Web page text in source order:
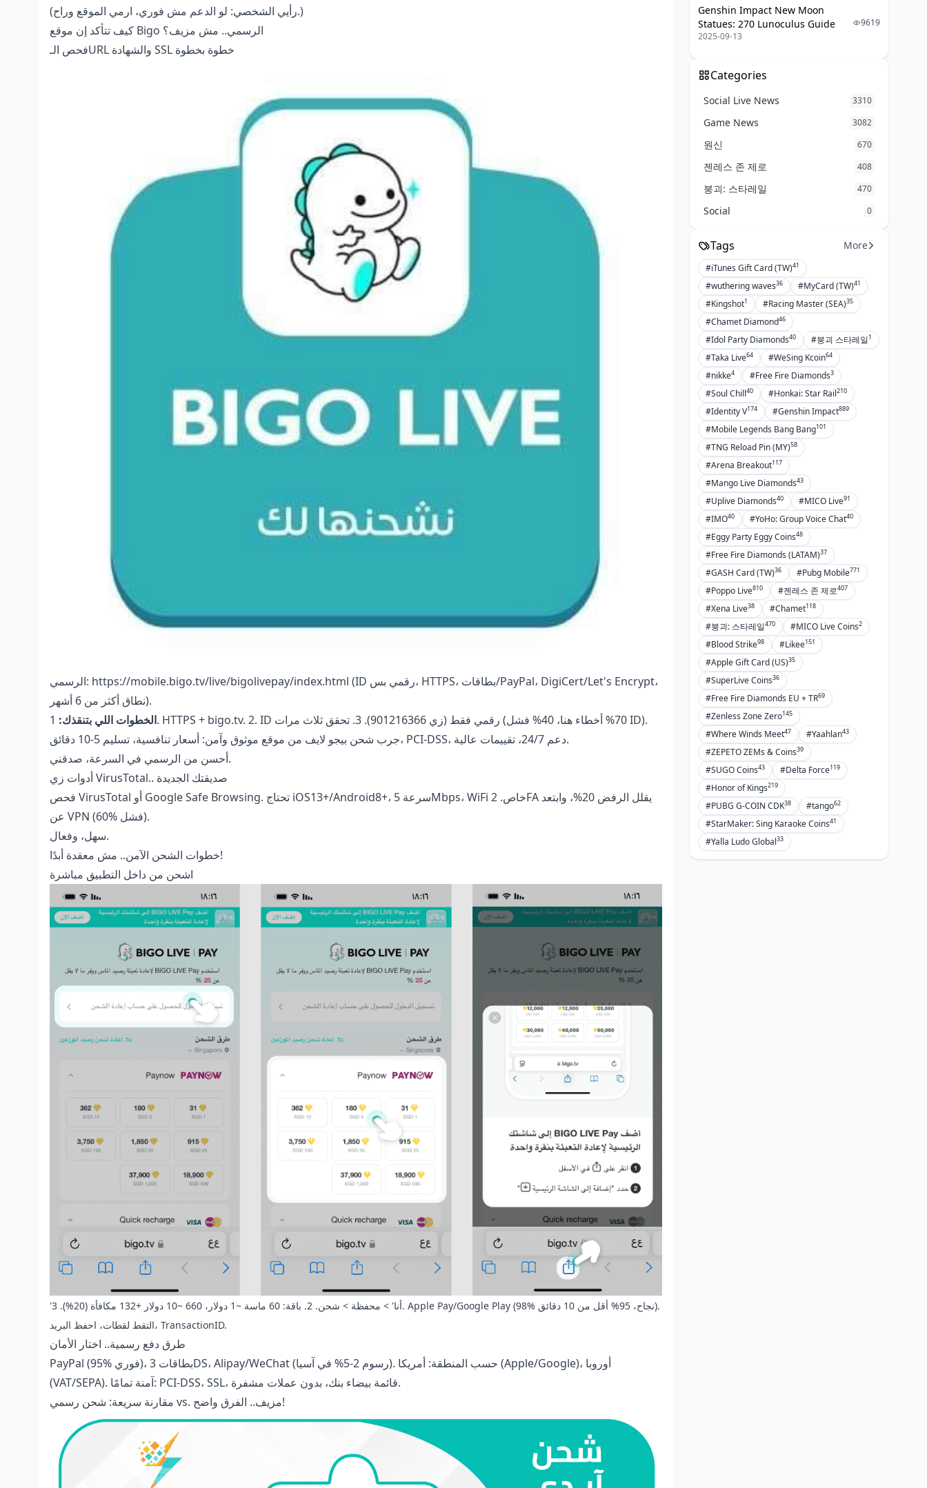
(رأيي الشخصي: لو الدعم مش فوري، ارمي الموقع وراح.)
كيف تتأكد إن موقع Bigo الرسمي.. مش مزيف؟
فحص الـURL والشهادة SSL خطوة بخطوة
الرسمي: https://mobile.bigo.tv/live/bigolivepay/index.html (ID رقمي بس، HTTPS، بطاقات/PayPal، DigiCert/Let's Encrypt،
نطاق أكثر من 6 أشهر).
الخطوات اللي بتنقذك:
1. HTTPS + bigo.tv. 2. ID رقمي فقط (زي 901216366). 3. تحقق ثلاث مرات (70% أخطاء هنا، 40% فشل ID).
جرب شحن بيجو لايف من موقع موثوق وآمن
: أسعار تنافسية، تسليم 5-10 دقائق، PCI-DSS، دعم 24/7، تقييمات عالية.
أحسن من الرسمي في السرعة، صدقني.
أدوات زي VirusTotal.. صديقتك الجديدة
فحص VirusTotal أو Google Safe Browsing. تحتاج iOS13+/Android8+، سرعة 5Mbps، WiFi خاص. 2FA يقلل الرفض 20%، وابتعد
عن VPN (60% فشل).
سهل، وفعال.
خطوات الشحن الآمن.. مش معقدة أبدًا!
اشحن من داخل التطبيق مباشرة
'أنا' > محفظة > شحن. 2. باقة: 60 ماسة ~1 دولار، 660 ~10 دولار +132 مكافأة (20%). 3. Apple Pay/Google Play (98% نجاح، 95% أقل من 10 دقائق).
التقط لقطات، احفظ البريد، TransactionID.
طرق دفع رسمية.. اختار الأمان
PayPal (95% فوري)، بطاقات 3DS، Alipay/WeChat (رسوم 2-5% في آسيا). حسب المنطقة: أمريكا (Apple/Google)، أوروبا
(VAT/SEPA). آمنة تمامًا: PCI-DSS، SSL، قائمة بيضاء بنك، بدون عملات مشفرة.
مقارنة سريعة: شحن رسمي vs. مزيف.. الفرق واضح!
Genshin Impact New Moon
Statues: 270 Lunoculus Guide
2025-09-13
9619
Categories
Social Live News 3310
Game News 3082
원신 670
젠레스 존 제로 408
붕괴: 스타레일 470
Social 0
Tags More
#iTunes Gift Card (TW)41
#wuthering waves36 #MyCard (TW)41
#Kingshot1 #Racing Master (SEA)35
#Chamet Diamond46
#Idol Party Diamonds40 #붕괴 스타레일1
#Taka Live64 #WeSing Kcoin64
#nikke4 #Free Fire Diamonds3
#Soul Chill40 #Honkai: Star Rail210
#Identity V174 #Genshin Impact889
#Mobile Legends Bang Bang101
#TNG Reload Pin (MY)58
#Arena Breakout117
#Mango Live Diamonds43
#Uplive Diamonds40 #MICO Live91
#IMO40 #YoHo: Group Voice Chat40
#Eggy Party Eggy Coins48
#Free Fire Diamonds (LATAM)37
#GASH Card (TW)36 #Pubg Mobile771
#Poppo Live810 #젠레스 존 제로407
#Xena Live38 #Chamet118
#붕괴: 스타레일470 #MICO Live Coins2
#Blood Strike98 #Likee151
#Apple Gift Card (US)35
#SuperLive Coins36
#Free Fire Diamonds EU + TR69
#Zenless Zone Zero145
#Where Winds Meet47 #Yaahlan43
#ZEPETO ZEMs & Coins39
#SUGO Coins43 #Delta Force119
#Honor of Kings219
#PUBG G-COIN CDK38 #tango62
#StarMaker: Sing Karaoke Coins41
#Yalla Ludo Global33